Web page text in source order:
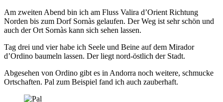
Am zweiten Abend bin ich am Fluss Valira d’Orient Richtung
Norden bis zum Dorf Sornàs gelaufen. Der Weg ist sehr schön und
auch der Ort Sornàs kann sich sehen lassen.
Tag drei und vier habe ich Seele und Beine auf dem Mirador
d’Ordino baumeln lassen. Der liegt nord-östlich der Stadt.
Abgesehen von Ordino gibt es in Andorra noch weitere, schmucke
Ortschaften. Pal zum Beispiel fand ich auch zauberhaft.